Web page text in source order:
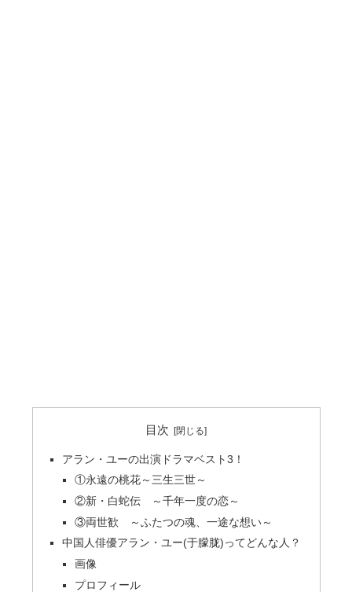
目次
アラン・ユーの出演ドラマベスト3！
①永遠の桃花～三生三世～
②新・白蛇伝 ～千年一度の恋～
③両世歓 ～ふたつの魂、一途な想い～
中国人俳優アラン・ユー(于朦胧)ってどんな人？
画像
プロフィール